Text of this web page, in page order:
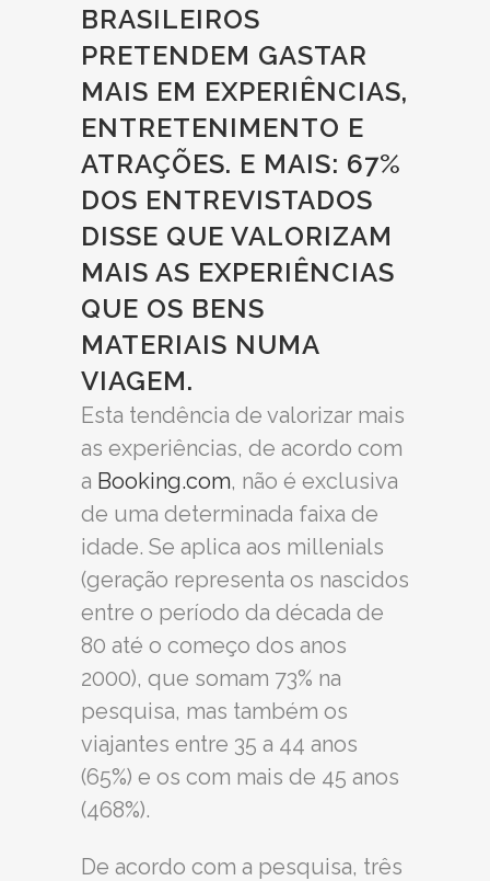
BRASILEIROS
PRETENDEM GASTAR
MAIS EM EXPERIÊNCIAS,
ENTRETENIMENTO E
ATRAÇÕES. E MAIS: 67%
DOS ENTREVISTADOS
DISSE QUE VALORIZAM
MAIS AS EXPERIÊNCIAS
QUE OS BENS
MATERIAIS NUMA
VIAGEM.
Esta tendência de valorizar mais
as experiências, de acordo com
a Booking.com, não é exclusiva
de uma determinada faixa de
idade. Se aplica aos millenials
(geração representa os nascidos
entre o período da década de
80 até o começo dos anos
2000), que somam 73% na
pesquisa, mas também os
viajantes entre 35 a 44 anos
(65%) e os com mais de 45 anos
(468%).
De acordo com a pesquisa, três